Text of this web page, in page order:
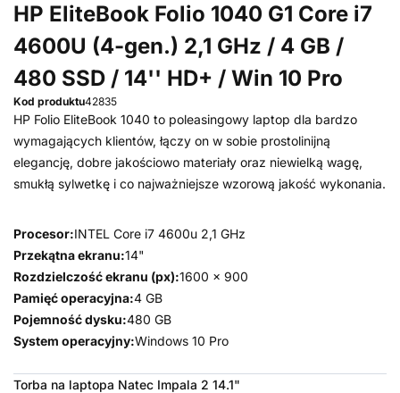
HP EliteBook Folio 1040 G1 Core i7
4600U (4-gen.) 2,1 GHz / 4 GB /
480 SSD / 14'' HD+ / Win 10 Pro
Kod produktu42835
HP Folio EliteBook 1040 to poleasingowy laptop dla bardzo
wymagających klientów, łączy on w sobie prostolinijną
elegancję, dobre jakościowo materiały oraz niewielką wagę,
smukłą sylwetkę i co najważniejsze wzorową jakość wykonania.
Procesor:INTEL Core i7 4600u 2,1 GHz
Przekątna ekranu:14"
Rozdzielczość ekranu (px):1600 x 900
Pamięć operacyjna:4 GB
Pojemność dysku:480 GB
System operacyjny:Windows 10 Pro
Torba na laptopa Natec Impala 2 14.1"